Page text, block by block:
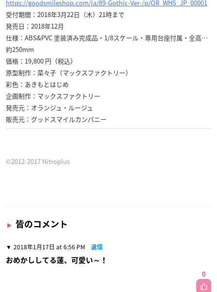
https://goodsmileshop.com/ja/89-Gothic-Ver-/p/OR_WHS_JP_00001
受付期間：2018年3月22日（木）21時まで
発売日：2018年12月
仕様：ABS&PVC 塗装済み完成品・1/8スケール・専用台座付属・全高…
約250mm
価格：19,800 円（税込）
原型制作：菜々子（マックスファクトリー）
彩色：あきもとはじめ
企画制作：マックスファクトリー
発売元：オランジュ・ルージュ
販売元：グッドスマイルカンパニー
©2012-2017 Nitroplus
皆のコメント
2018年1月17日 at 6:56 PM 返信
おめかししてる蓮、可愛い～！
0